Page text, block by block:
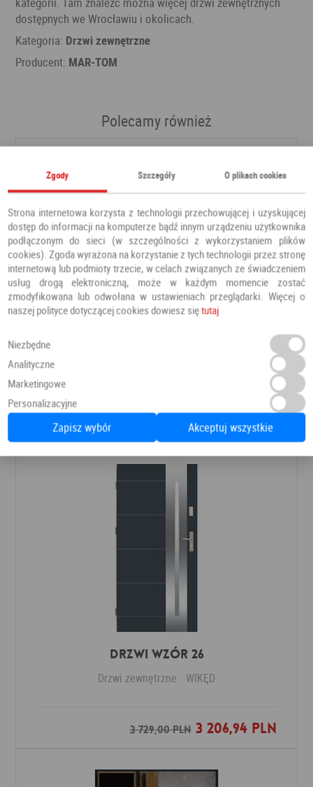
dostępnych we Wrocławiu i okolicach.
Kategoria: Drzwi zewnętrzne
Producent: MAR-TOM
Polecamy również
8 366,00 PLN
Dodaj do ulubionych
Drzwi Wzór 26
Drzwi zewnętrzne WIKĘD
3 729,00 PLN3 206,94 PLN
Dodaj do ulubionych
Zgody Szczegóły O plikach cookies
Strona internetowa korzysta z technologii przechowującej i uzyskującej
dostęp do informacji na komputerze bądź innym urządzeniu użytkownika
podłączonym do sieci (w szczególności z wykorzystaniem plików
cookies). Zgoda wyrażona na korzystanie z tych technologii przez stronę
internetową lub podmioty trzecie, w celach związanych ze świadczeniem
usług drogą elektroniczną, może w każdym momencie zostać
zmodyfikowana lub odwołana w ustawieniach przeglądarki. Więcej o
naszej polityce dotyczącej cookies dowiesz siętutaj
Niezbędne
Analityczne
Marketingowe
Personalizacyjne
Zapisz wybór Akceptuj wszystkie